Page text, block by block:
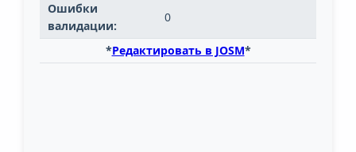
Ошибки
валидации:
0
*Редактировать в JOSM*